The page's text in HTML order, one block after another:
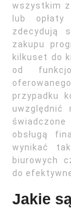
wszystkim z
lub
zdecydują
zakupu
kilkuset do
od
przypadku
uwzględnić
obsługą
wynikać
biurowych
do
Jakie